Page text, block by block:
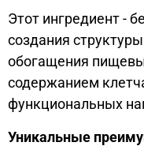
Этот ингредиент -
создания
обогащения
содержанием
функциональных
Уникальные